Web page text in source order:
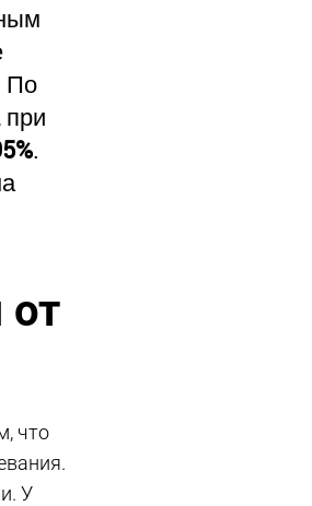
По
при
.
что
У